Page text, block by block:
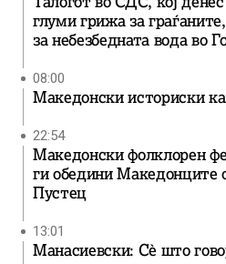
глуми грижа за
за небезбедната вода во
08:00
Македонски историски
22:54
Македонски фолклорен
ги обедини Македонците
Пустец
13:01
Манасиевски: Сè што